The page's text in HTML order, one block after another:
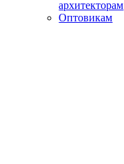
архитекторам
Оптовикам